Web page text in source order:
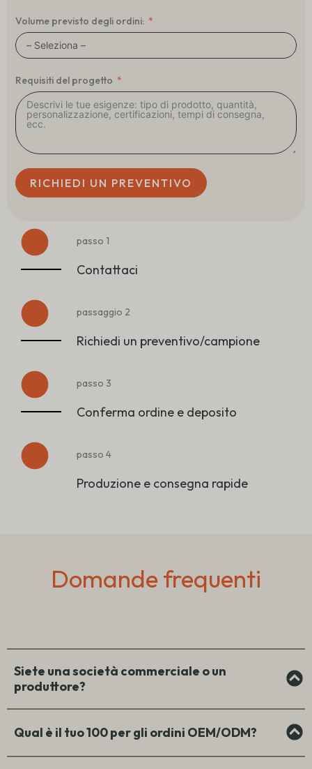
Volume previsto degli ordini:
Requisiti del progetto
RICHIEDI UN PREVENTIVO
passo 1
Contattaci
passaggio 2
Richiedi un preventivo/campione
passo 3
Conferma ordine e deposito
passo 4
Produzione e consegna rapide
Domande frequenti
Siete una società commerciale o un
produttore?
Qual è il tuo 100 per gli ordini OEM/ODM?